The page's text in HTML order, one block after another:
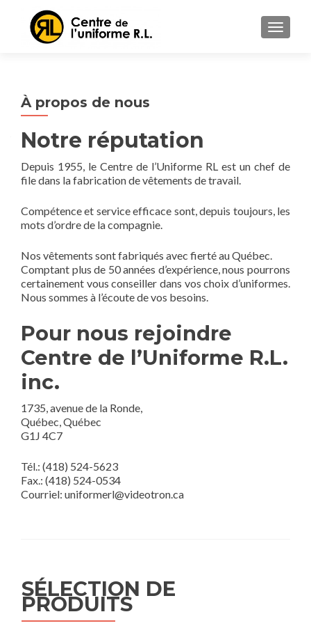
À propos de nous
Notre réputation
Depuis 1955, le Centre de l’Uniforme RL est un chef de
file dans la fabrication de vêtements de travail.
Compétence et service efficace sont, depuis toujours, les
mots d’ordre de la compagnie.
Nos vêtements sont fabriqués avec fierté au Québec.
Comptant plus de 50 années d’expérience, nous pourrons
certainement vous conseiller dans vos choix d’uniformes.
Nous sommes à l’écoute de vos besoins.
Pour nous rejoindre
Centre de l’Uniforme R.L.
inc.
1735, avenue de la Ronde,
Québec, Québec
G1J 4C7
Tél.: (418) 524-5623
Fax.: (418) 524-0534
Courriel: uniformerl@videotron.ca
SÉLECTION DE
PRODUITS